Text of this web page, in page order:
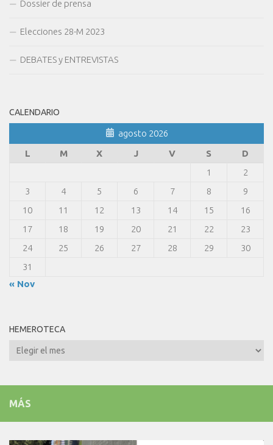
Dossier de prensa
Elecciones 28-M 2023
DEBATES y ENTREVISTAS
CALENDARIO
agosto 2026
L
M X J V S
D
1
2
3
4 5 6 7 8
9
10
11 12 13 14 15
16
17
18 19 20 21 22
23
24
25 26 27 28 29
30
31
« Nov
HEMEROTECA
Hemeroteca
MÁS